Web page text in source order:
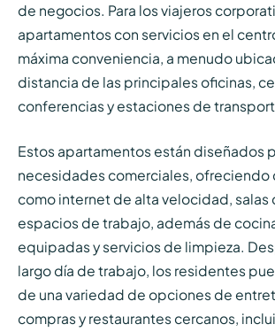
de negocios. Para los viajeros
apartamentos con servicios en el
máxima conveniencia, a menudo
distancia de las principales oficinas,
conferencias y estaciones de
Estos apartamentos están diseñados
necesidades comerciales, ofreciendo
como internet de alta velocidad, salas
espacios de trabajo, además de
equipadas y servicios de limpieza.
largo día de trabajo, los residentes
de una variedad de opciones de
compras y restaurantes cercanos,